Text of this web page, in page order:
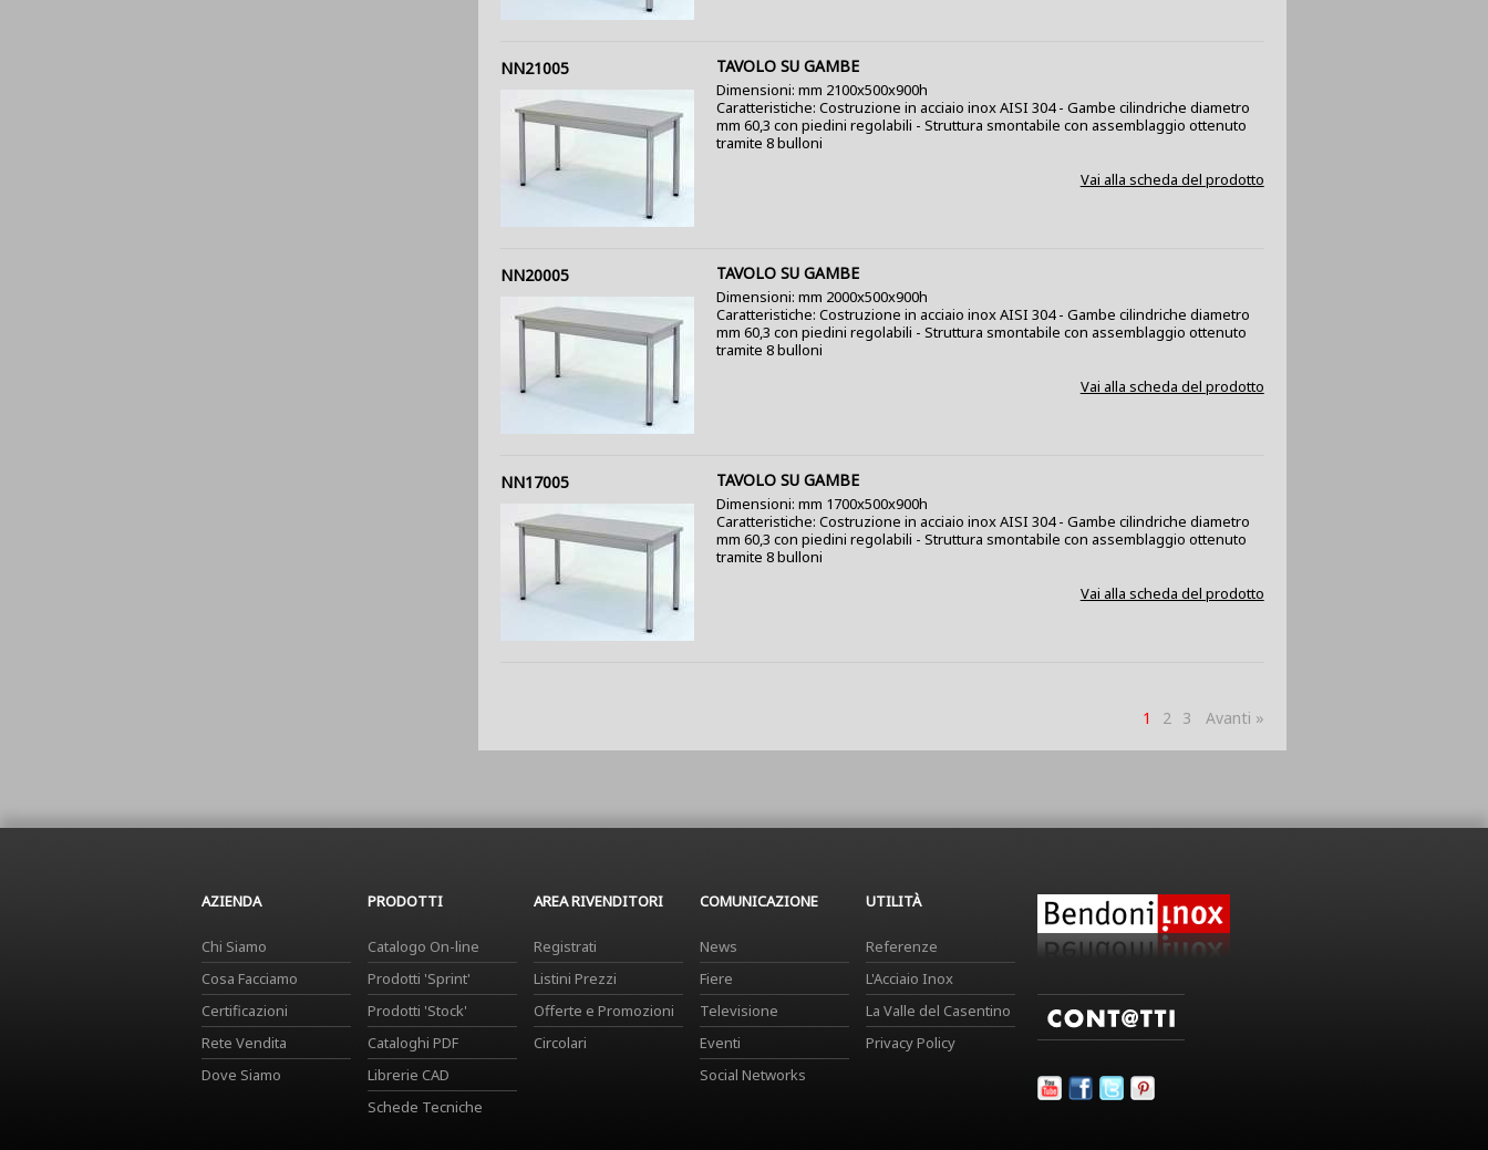
NN21005 TAVOLO SU GAMBE
Dimensioni: mm 2100x500x900h
Caratteristiche: Costruzione in acciaio inox AISI 304 - Gambe cilindriche diametro
mm 60,3 con piedini regolabili - Struttura smontabile con assemblaggio ottenuto
tramite 8 bulloni
Vai alla scheda del prodotto
NN20005 TAVOLO SU GAMBE
Dimensioni: mm 2000x500x900h
Caratteristiche: Costruzione in acciaio inox AISI 304 - Gambe cilindriche diametro
mm 60,3 con piedini regolabili - Struttura smontabile con assemblaggio ottenuto
tramite 8 bulloni
Vai alla scheda del prodotto
NN17005 TAVOLO SU GAMBE
Dimensioni: mm 1700x500x900h
Caratteristiche: Costruzione in acciaio inox AISI 304 - Gambe cilindriche diametro
mm 60,3 con piedini regolabili - Struttura smontabile con assemblaggio ottenuto
tramite 8 bulloni
Vai alla scheda del prodotto
1 2 3 Avanti »
AZIENDA
Chi Siamo
Cosa Facciamo
Certificazioni
Rete Vendita
Dove Siamo
PRODOTTI
Catalogo On-line
Prodotti 'Sprint'
Prodotti 'Stock'
Cataloghi PDF
Librerie CAD
Schede Tecniche
AREA RIVENDITORI
Registrati
Listini Prezzi
Offerte e Promozioni
Circolari
COMUNICAZIONE
News
Fiere
Televisione
Eventi
Social Networks
UTILITÀ
Referenze
L'Acciaio Inox
La Valle del Casentino
Privacy Policy